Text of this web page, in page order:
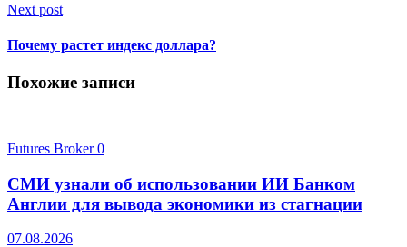
Next post
Почему растет индекс доллара?
Похожие записи
Futures Broker0
СМИ узнали об использовании ИИ Банком
Англии для вывода экономики из стагнации
07.08.2026